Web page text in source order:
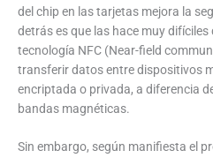
del chip en las tarjetas mejora la
detrás es que las hace muy
tecnología NFC (Near-field
transferir datos entre dispositivos
encriptada o privada, a diferencia
bandas magnéticas.
Sin embargo, según manifiesta el